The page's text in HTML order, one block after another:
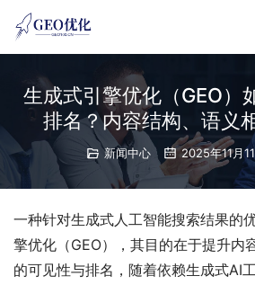
生成式引擎优化（GEO）
排名？内容结构、语义
新闻中心 2025年11月
一种针对生成式人工智能搜索结果的
擎优化（GEO），其目的在于提升内
的可见性与排名，随着依赖生成式AI